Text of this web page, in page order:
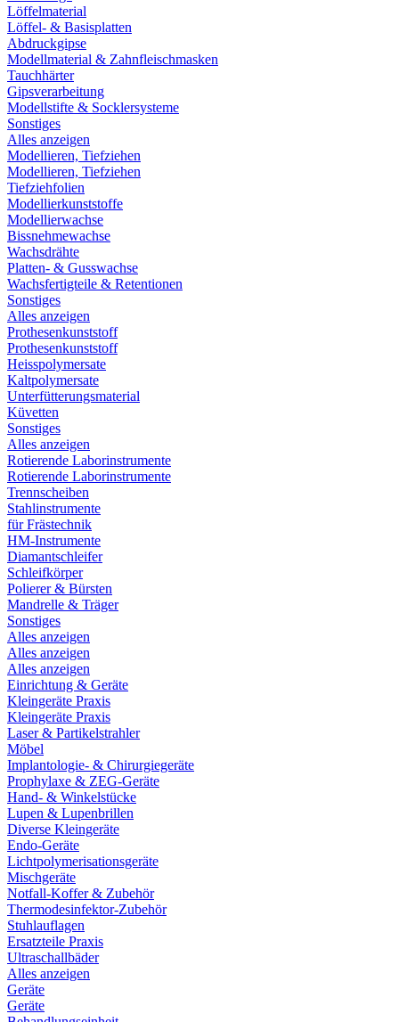
Löffelmaterial
Löffel- & Basisplatten
Abdruckgipse
Modellmaterial & Zahnfleischmasken
Tauchhärter
Gipsverarbeitung
Modellstifte & Socklersysteme
Sonstiges
Alles anzeigen
Modellieren, Tiefziehen
Modellieren, Tiefziehen
Tiefziehfolien
Modellierkunststoffe
Modellierwachse
Bissnehmewachse
Wachsdrähte
Platten- & Gusswachse
Wachsfertigteile & Retentionen
Sonstiges
Alles anzeigen
Prothesenkunststoff
Prothesenkunststoff
Heisspolymersate
Kaltpolymersate
Unterfütterungsmaterial
Küvetten
Sonstiges
Alles anzeigen
Rotierende Laborinstrumente
Rotierende Laborinstrumente
Trennscheiben
Stahlinstrumente
für Frästechnik
HM-Instrumente
Diamantschleifer
Schleifkörper
Polierer & Bürsten
Mandrelle & Träger
Sonstiges
Alles anzeigen
Alles anzeigen
Alles anzeigen
Einrichtung & Geräte
Kleingeräte Praxis
Kleingeräte Praxis
Laser & Partikelstrahler
Möbel
Implantologie- & Chirurgiegeräte
Prophylaxe & ZEG-Geräte
Hand- & Winkelstücke
Lupen & Lupenbrillen
Diverse Kleingeräte
Endo-Geräte
Lichtpolymerisationsgeräte
Mischgeräte
Notfall-Koffer & Zubehör
Thermodesinfektor-Zubehör
Stuhlauflagen
Ersatzteile Praxis
Ultraschallbäder
Alles anzeigen
Geräte
Geräte